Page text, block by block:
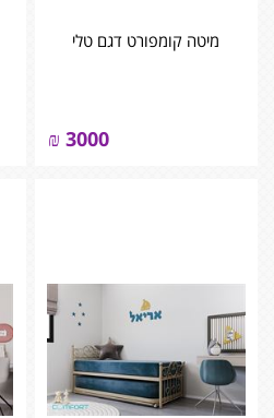
מיטה קומפורט דגם טלי
3000
₪